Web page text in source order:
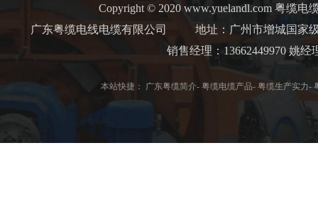
Copyright © 2020 www.yuelandl.com 粤缆电
广东粤缆电线电缆有限公司
地址：广州市增城国家级
销售经理：13662449970 姚
本站快捷： 广东粤缆简介- 粤缆电缆产品- 粤缆生产实力-